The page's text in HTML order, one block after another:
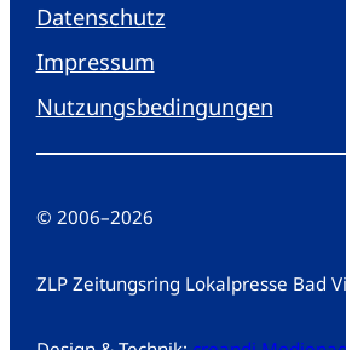
Datenschutz
Impressum
Nutzungsbedingungen
© 2006–2026
ZLP Zeitungsring Lokalpresse Bad